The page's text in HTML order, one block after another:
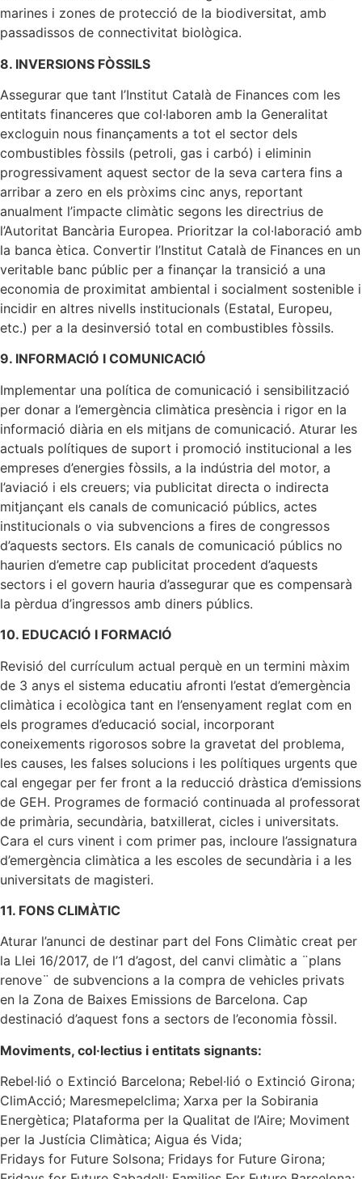
marines i zones de protecció de la biodiversitat, amb
passadissos de connectivitat biològica.
8. INVERSIONS FÒSSILS
Assegurar que tant l’Institut Català de Finances com les
entitats financeres que col·laboren amb la Generalitat
excloguin nous finançaments a tot el sector dels
combustibles fòssils (petroli, gas i carbó) i eliminin
progressivament aquest sector de la seva cartera fins a
arribar a zero en els pròxims cinc anys, reportant
anualment l’impacte climàtic segons les directrius de
l’Autoritat Bancària Europea. Prioritzar la col·laboració amb
la banca ètica. Convertir l’Institut Català de Finances en un
veritable banc públic per a finançar la transició a una
economia de proximitat ambiental i socialment sostenible i
incidir en altres nivells institucionals (Estatal, Europeu,
etc.) per a la desinversió total en combustibles fòssils.
9. INFORMACIÓ I COMUNICACIÓ
Implementar una política de comunicació i sensibilització
per donar a l’emergència climàtica presència i rigor en la
informació diària en els mitjans de comunicació. Aturar les
actuals polítiques de suport i promoció institucional a les
empreses d’energies fòssils, a la indústria del motor, a
l’aviació i els creuers; via publicitat directa o indirecta
mitjançant els canals de comunicació públics, actes
institucionals o via subvencions a fires de congressos
d’aquests sectors. Els canals de comunicació públics no
haurien d’emetre cap publicitat procedent d’aquests
sectors i el govern hauria d’assegurar que es compensarà
la pèrdua d’ingressos amb diners públics.
10. EDUCACIÓ I FORMACIÓ
Revisió del currículum actual perquè en un termini màxim
de 3 anys el sistema educatiu afronti l’estat d’emergència
climàtica i ecològica tant en l’ensenyament reglat com en
els programes d’educació social, incorporant
coneixements rigorosos sobre la gravetat del problema,
les causes, les falses solucions i les polítiques urgents que
cal engegar per fer front a la reducció dràstica d’emissions
de GEH. Programes de formació continuada al professorat
de primària, secundària, batxillerat, cicles i universitats.
Cara el curs vinent i com primer pas, incloure l’assignatura
d’emergència climàtica a les escoles de secundària i a les
universitats de magisteri.
11. FONS CLIMÀTIC
Aturar l’anunci de destinar part del Fons Climàtic creat per
la Llei 16/2017, de l’1 d’agost, del canvi climàtic a ¨plans
renove¨ de subvencions a la compra de vehicles privats
en la Zona de Baixes Emissions de Barcelona. Cap
destinació d’aquest fons a sectors de l’economia fòssil.
Moviments, col·lectius i entitats signants:
Rebel·lió o Extinció Barcelona; Rebel·lió o Extinció Girona;
ClimAcció; Maresmepelclima; Xarxa per la Sobirania
Energètica; Plataforma per la Qualitat de l’Aire; Moviment
per la Justícia Climàtica; Aigua és Vida;
Fridays for Future Solsona; Fridays for Future Girona;